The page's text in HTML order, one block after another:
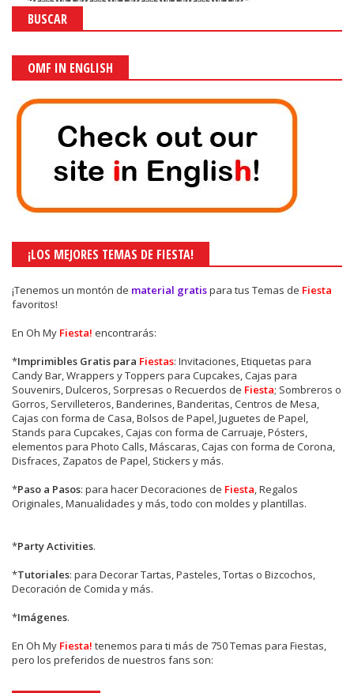
BUSCAR
OMF IN ENGLISH
¡LOS MEJORES TEMAS DE FIESTA!
¡Tenemos un montón de material gratispara tus Temas de Fiesta
favoritos!
En Oh My Fiesta! encontrarás:
*Imprimibles Gratis para Fiestas: Invitaciones, Etiquetas para
Candy Bar, Wrappers y Toppers para Cupcakes, Cajas para
Souvenirs, Dulceros, Sorpresas o Recuerdos de Fiesta; Sombreros o
Gorros, Servilleteros, Banderines, Banderitas, Centros de Mesa,
Cajas con forma de Casa, Bolsos de Papel, Juguetes de Papel,
Stands para Cupcakes, Cajas con forma de Carruaje, Pósters,
elementos para Photo Calls, Máscaras, Cajas con forma de Corona,
Disfraces, Zapatos de Papel, Stickers y más.
*Paso a Pasos: para hacer Decoraciones de Fiesta, Regalos
Originales, Manualidades y más, todo con moldes y plantillas.
*Party Activities.
*Tutoriales: para Decorar Tartas, Pasteles, Tortas o Bizcochos,
Decoración de Comida y más.
*Imágenes.
En Oh My Fiesta! tenemos para ti más de 750 Temas para Fiestas,
pero los preferidos de nuestros fans son: